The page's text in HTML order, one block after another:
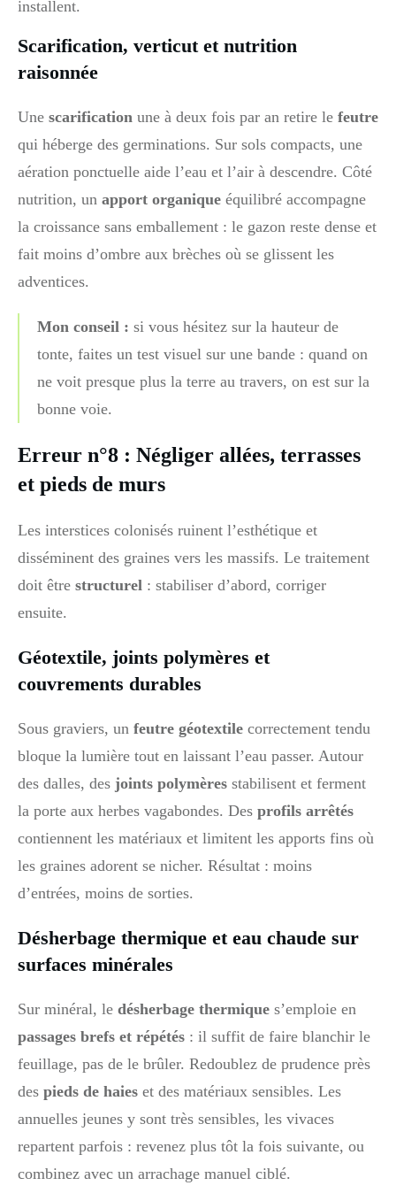
installent.
Scarification, verticut et nutrition
raisonnée
Une scarification une à deux fois par an retire le feutre
qui héberge des germinations. Sur sols compacts, une
aération ponctuelle aide l’eau et l’air à descendre. Côté
nutrition, un apport organique équilibré accompagne
la croissance sans emballement : le gazon reste dense et
fait moins d’ombre aux brèches où se glissent les
adventices.
Mon conseil : si vous hésitez sur la hauteur de
tonte, faites un test visuel sur une bande : quand on
ne voit presque plus la terre au travers, on est sur la
bonne voie.
Erreur n°8 : Négliger allées, terrasses
et pieds de murs
Les interstices colonisés ruinent l’esthétique et
disséminent des graines vers les massifs. Le traitement
doit être structurel : stabiliser d’abord, corriger
ensuite.
Géotextile, joints polymères et
couvrements durables
Sous graviers, un feutre géotextile correctement tendu
bloque la lumière tout en laissant l’eau passer. Autour
des dalles, des joints polymères stabilisent et ferment
la porte aux herbes vagabondes. Des profils arrêtés
contiennent les matériaux et limitent les apports fins où
les graines adorent se nicher. Résultat : moins
d’entrées, moins de sorties.
Désherbage thermique et eau chaude sur
surfaces minérales
Sur minéral, le désherbage thermique s’emploie en
passages brefs et répétés : il suffit de faire blanchir le
feuillage, pas de le brûler. Redoublez de prudence près
des pieds de haies et des matériaux sensibles. Les
annuelles jeunes y sont très sensibles, les vivaces
repartent parfois : revenez plus tôt la fois suivante, ou
combinez avec un arrachage manuel ciblé.